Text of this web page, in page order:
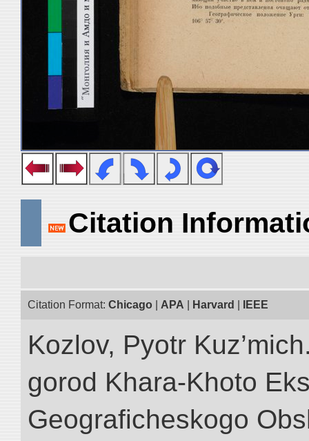
Citation
Citation Format: Chicago APA Harvard IEEE
Kozlov, Pyotr
gorod Khara-Khoto
Geograficheskogo